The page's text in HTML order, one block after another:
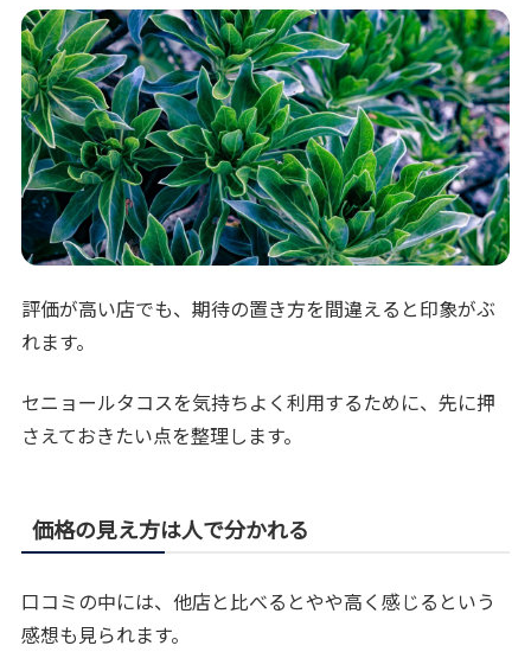
評価が高い店でも、期待の置き方を間違えると印象がぶ
れます。
セニョールタコスを気持ちよく利用するために、先に押
さえておきたい点を整理します。
価格の見え方は人で分かれる
口コミの中には、他店と比べるとやや高く感じるという
感想も見られます。